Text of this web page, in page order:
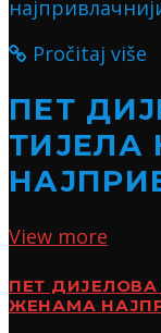
Pročitaj više
ПЕТ
ТИЈЕЛА
View more
ПЕТ
ЖЕНАМА